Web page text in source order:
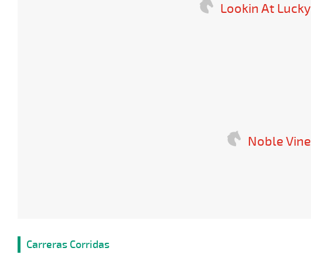
Lookin At Lucky
Noble Vine
Carreras Corridas